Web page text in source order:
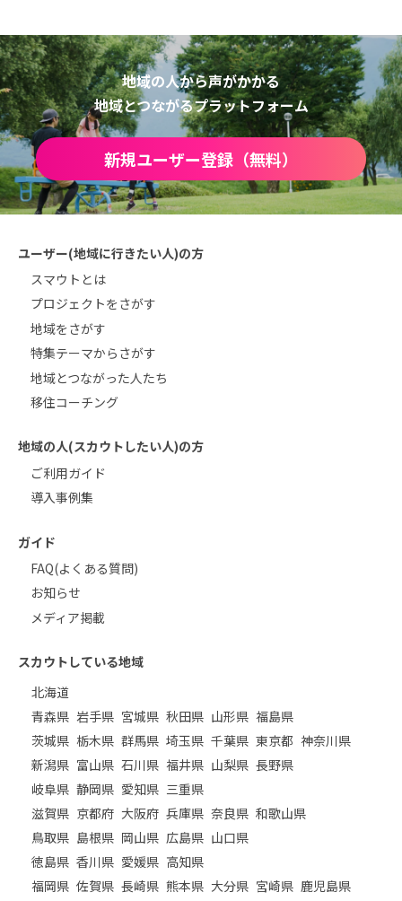
地域の人から声がかかる
地域とつながるプラットフォーム
新規ユーザー登録（無料）
ユーザー(地域に行きたい人)の方
スマウトとは
プロジェクトをさがす
地域をさがす
特集テーマからさがす
地域とつながった人たち
移住コーチング
地域の人(スカウトしたい人)の方
ご利用ガイド
導入事例集
ガイド
FAQ(よくある質問)
お知らせ
メディア掲載
スカウトしている地域
北海道
青森県 岩手県 宮城県 秋田県 山形県 福島県
茨城県 栃木県 群馬県 埼玉県 千葉県 東京都 神奈川県
新潟県 富山県 石川県 福井県 山梨県 長野県
岐阜県 静岡県 愛知県 三重県
滋賀県 京都府 大阪府 兵庫県 奈良県 和歌山県
鳥取県 島根県 岡山県 広島県 山口県
徳島県 香川県 愛媛県 高知県
福岡県 佐賀県 長崎県 熊本県 大分県 宮崎県 鹿児島県